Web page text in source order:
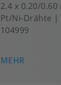
2.4 x 0.20/0.60
Pt/Ni-Drähte
104999
MEHR